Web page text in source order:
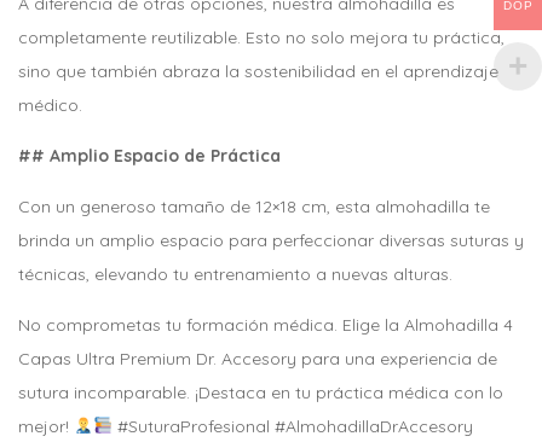
completamente reutilizable. Esto no solo mejora tu práctica,
sino que también abraza la sostenibilidad en el aprendizaje
médico.
## Amplio Espacio de Práctica
Con un generoso tamaño de 12×18 cm, esta almohadilla te
brinda un amplio espacio para perfeccionar diversas suturas y
técnicas, elevando tu entrenamiento a nuevas alturas.
No comprometas tu formación médica. Elige la Almohadilla 4
Capas Ultra Premium Dr. Accesory para una experiencia de
sutura incomparable. ¡Destaca en tu práctica médica con lo
mejor!
#SuturaProfesional #AlmohadillaDrAccesory
DOP